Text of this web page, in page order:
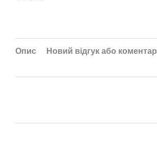
Опис Новий відгук або коментар